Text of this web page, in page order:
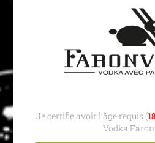
Je certifie avoir l’âge requis (
Vodka